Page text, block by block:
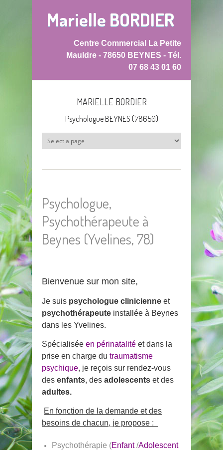
Marielle BORDIER
Centre Commercial La Petite
Mauldre - 78650 BEYNES - Tél.
07 68 43 01 60
MARIELLE BORDIER
Psychologue BEYNES (78650)
Psychologue,
Psychothérapeute à
Beynes (Yvelines, 78)
Bienvenue sur mon site,
Je suis psychologue clinicienne et
psychothérapeute installée à Beynes
dans les Yvelines.
Spécialisée en périnatalité et dans la
prise en charge du traumatisme
psychique, je reçois sur rendez-vous
des enfants, des adolescents et des
adultes.
En fonction de la demande et des
besoins de chacun, je propose :
Psychothérapie (Enfant/Adolescent